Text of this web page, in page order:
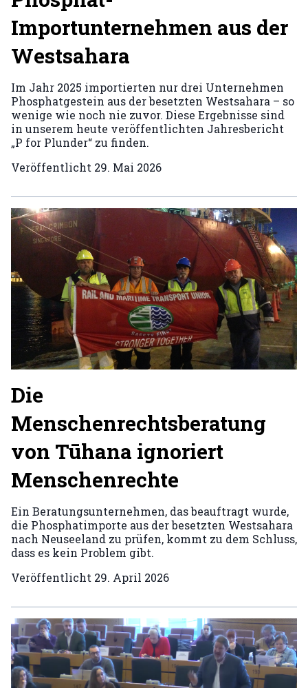
Importunternehmen aus der
Westsahara
Im Jahr 2025 importierten nur drei Unternehmen
Phosphatgestein aus der besetzten Westsahara – so
wenige wie noch nie zuvor. Diese Ergebnisse sind
in unserem heute veröffentlichten Jahresbericht
„P for Plunder“ zu finden.
Veröffentlicht 29. Mai 2026
Die
Menschenrechtsberatung
von Tūhana ignoriert
Menschenrechte
Ein Beratungsunternehmen, das beauftragt wurde,
die Phosphatimporte aus der besetzten Westsahara
nach Neuseeland zu prüfen, kommt zu dem Schluss,
dass es kein Problem gibt.
Veröffentlicht 29. April 2026